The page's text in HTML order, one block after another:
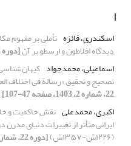
ا
اسکندری، فائزه تأملی بر مفهوم
دیدگاه افلاطون و ارسطو بر آن[دوره 22، شماره 1، 1403، صفحه 69-86]
اسماعیلی، محمدجواد
تصحیح و تحقیق «رسالة فی اختلاف
22، شماره 2، 1403، صفحه 47-107]
اکبری، محمدعلی نقش حاکمیت و
ایرانی متأثر از تغییرات دنیای مدرن
(۱۲۲۶ش-۱۳۵۷ش) [دوره 22، شماره 1، 1403، صفحه 133-164]